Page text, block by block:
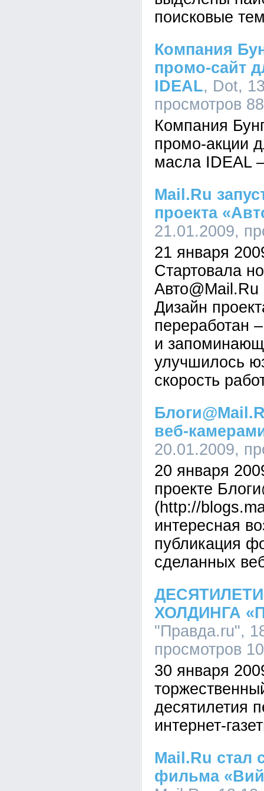
поисковые
Компания
промо-сайт
IDEAL, Dot,
просмотров
Компания
промо-акции
масла IDEAL
Mail.Ru
проекта
21.01.2009,
21 января
Стартовала
Дизайн
переработан
и
улучшилось
скорость
веб-
20.01.2009,
20 января
проекте
(http://
интересная
публикация
сделанных
ХОЛДИНГА
"Правда.ru",
просмотров
30 января
десятилетия
интернет-
Mail.Ru стал
фильма